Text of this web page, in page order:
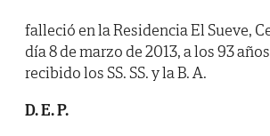
falleció en la Residencia El Sueve,
día 8 de marzo de 2013, a los 93
recibido los SS. SS. y la B. A.
D. E. P.